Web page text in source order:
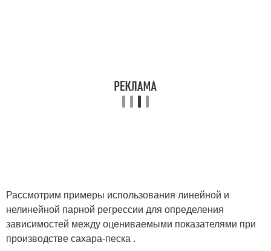
Рассмотрим примеры использования линейной и
нелинейной парной регрессии для определения
зависимостей между оцениваемыми показателями при
производстве сахара-песка .